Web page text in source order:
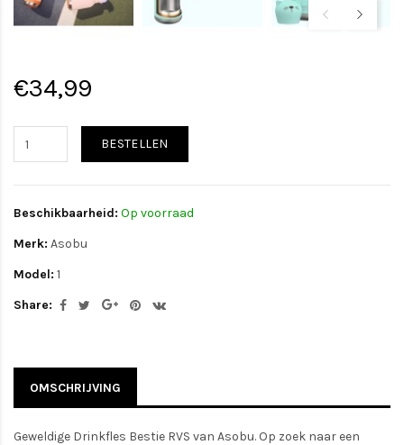
€34,99
BESTELLEN
Beschikbaarheid: Op voorraad
Merk: Asobu
Model: 1
Share:
OMSCHRIJVING
Geweldige Drinkfles Bestie RVS van Asobu. Op zoek naar een